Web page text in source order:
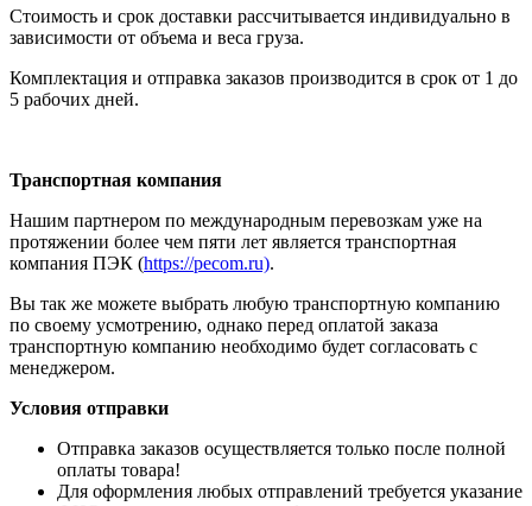
Стоимость и срок доставки рассчитывается индивидуально в
зависимости от объема и веса груза.
Комплектация и отправка заказов производится в срок от 1 до
5 рабочих дней.
Транспортная компания
Нашим партнером по международным перевозкам уже на
протяжении более чем пяти лет является транспортная
компания ПЭК (https://pecom.ru).
Вы так же можете выбрать любую транспортную компанию
по своему усмотрению, однако перед оплатой заказа
транспортную компанию необходимо будет согласовать с
менеджером.
Условия отправки
Отправка заказов осуществляется только после полной
оплаты товара!
Для оформления любых отправлений требуется указание